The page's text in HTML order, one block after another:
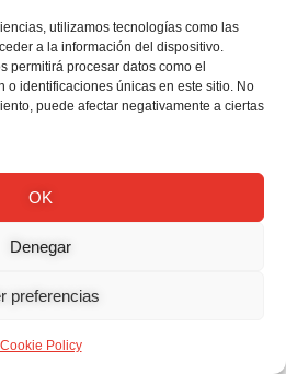
utilizamos tecnologías como las
a la información del dispositivo.
permitirá procesar datos como el
o identificaciones únicas en este sitio. No
puede afectar negativamente a ciertas
OK
Denegar
preferencias
Cookie Policy